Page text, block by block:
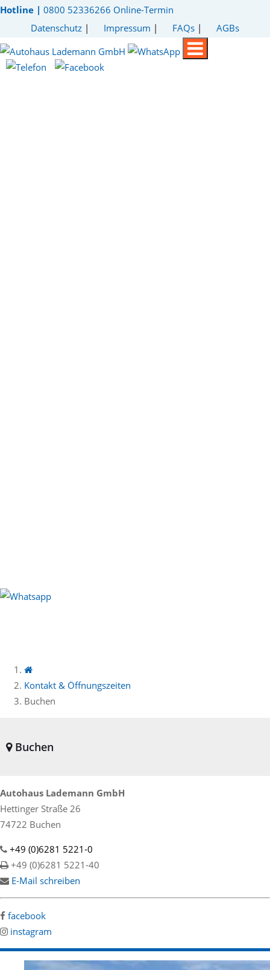
Hotline | 0800 52336266 Online-Termin
Datenschutz | Impressum | FAQs | AGBs
Kontakt & Öffnungszeiten
Buchen
Buchen
Autohaus Lademann GmbH
Hettinger Straße 26
74722 Buchen
+49 (0)6281 5221-0
+49 (0)6281 5221-40
E-Mail schreiben
facebook
instagram